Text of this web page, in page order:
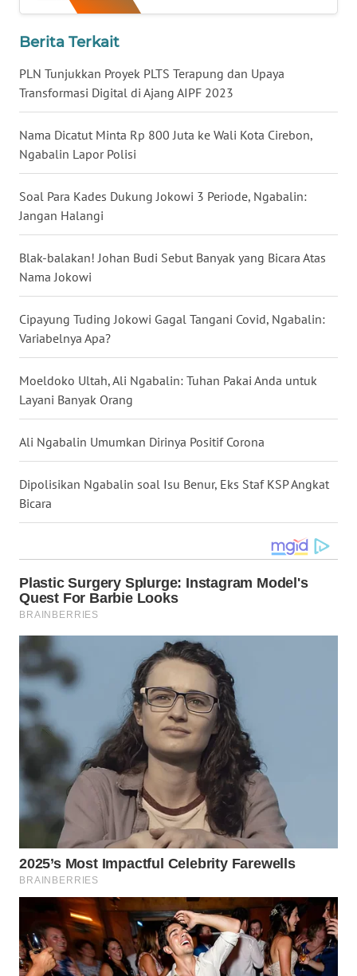
Berita Terkait
PLN Tunjukkan Proyek PLTS Terapung dan Upaya
Transformasi Digital di Ajang AIPF 2023
Nama Dicatut Minta Rp 800 Juta ke Wali Kota Cirebon,
Ngabalin Lapor Polisi
Soal Para Kades Dukung Jokowi 3 Periode, Ngabalin:
Jangan Halangi
Blak-balakan! Johan Budi Sebut Banyak yang Bicara Atas
Nama Jokowi
Cipayung Tuding Jokowi Gagal Tangani Covid, Ngabalin:
Variabelnya Apa?
Moeldoko Ultah, Ali Ngabalin: Tuhan Pakai Anda untuk
Layani Banyak Orang
Ali Ngabalin Umumkan Dirinya Positif Corona
Dipolisikan Ngabalin soal Isu Benur, Eks Staf KSP Angkat
Bicara
BABEL
WN
SUMBAR
WN
SUMSEL
WN
BENGKULU
WN
LAMPUNG
WN
JATENG
WN
NUSANTARA
WN
JOGJA
JATIM
WN
WN
KALTENG
WN
KALTARA
KALSEL
WN
KALTIM
WN
SULSEL
WN